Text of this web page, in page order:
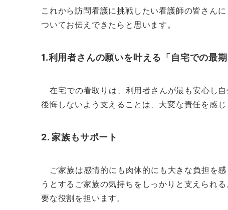
これから訪問看護に挑戦したい看護師の皆さん
ついてお伝えできたらと思います。
1.利用者さんの願いを叶える「自宅での最期
在宅での看取りは、利用者さんが最も安心し
後悔しないよう支えることは、大変な責任を感じ
2. 家族もサポート
ご家族は感情的にも肉体的にも大きな負担を
うとするご家族の気持ちをしっかりと支えられ
要な役割を担います。